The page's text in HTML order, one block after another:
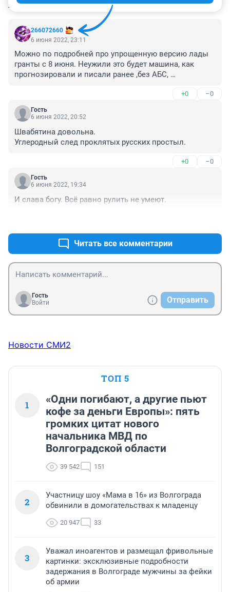
КОММЕНТАРИИ 12
266072660
6 июня 2022, 23:11
Можно по подробней про упрощенную версию лады
гранты с 8 июня. Неужили это будет машина, как
прогнозировали и писали ранее ,без АБС,
+0 –0
Гость
6 июня 2022, 20:52
Швабятина довольна.
Углеродный след проклятых русских простыл.
+0 –0
Гость
6 июня 2022, 19:34
И слава богу. Всё равно рулить не умеют.
Читать все комментарии
Гость
Войти
Отправить
Новости СМИ2
ТОП 5
1
«Одни погибают, а другие пьют
кофе за деньги Европы»: пять
громких цитат нового
начальника МВД по
Волгоградской области
39 542 151
2
Участницу шоу «Мама в 16» из Волгограда
обвинили в домогательствах к младенцу
20 947 33
3
Уважал иноагентов и размещал фривольные
картинки: эксклюзивные подробности
задержания в Волгограде мужчины за фейки
об армии